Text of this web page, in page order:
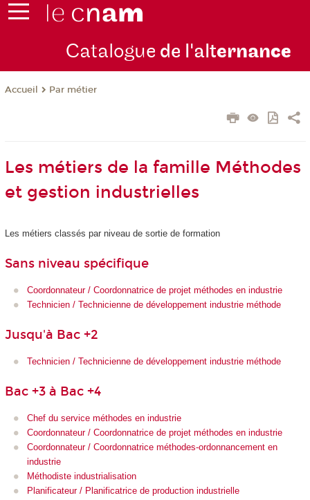
Catalogue de l'alternance
Accueil Par métier
Les métiers de la famille Méthodes
et gestion industrielles
Les métiers classés par niveau de sortie de formation
Sans niveau spécifique
Coordonnateur / Coordonnatrice de projet méthodes en industrie
Technicien / Technicienne de développement industrie méthode
Jusqu'à Bac +2
Technicien / Technicienne de développement industrie méthode
Bac +3 à Bac +4
Chef du service méthodes en industrie
Coordonnateur / Coordonnatrice de projet méthodes en industrie
Coordonnateur / Coordonnatrice méthodes-ordonnancement en
industrie
Méthodiste industrialisation
Planificateur / Planificatrice de production industrielle